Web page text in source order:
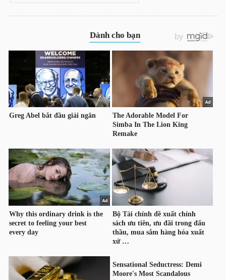
TIÊU
DÙNG
THIẾT
YẾU
CHĂM
SÓC
SỨC
KHỎE
TÀI